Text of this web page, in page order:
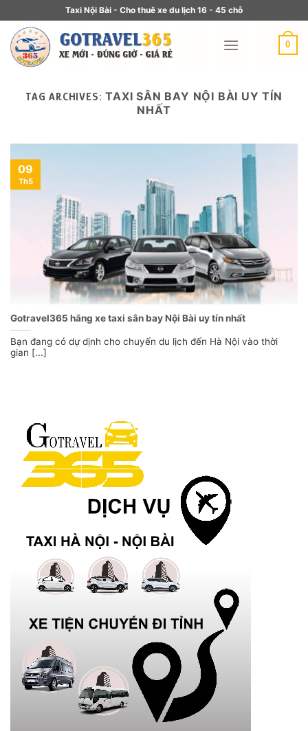
Taxi Nội Bài - Cho thuê xe du lịch 16 - 45 chỗ
0
TAG ARCHIVES:TAXI SÂN BAY NỘI BÀI UY TÍN
NHẤT
Gotravel365 hãng xe taxi sân bay Nội Bài uy tín nhất
Bạn đang có dự dịnh cho chuyến du lịch đến Hà Nội vào thời
gian [...]
09
Th5